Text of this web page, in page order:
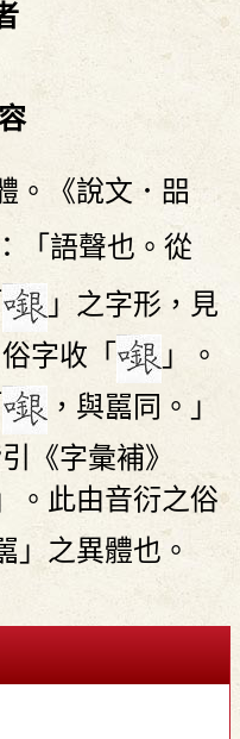
。《說文．㗊
「語聲也。從
」之字形，見
字收「
」。
，與嚚同。」
《字彙補》
。此由音衍之俗
」之異體也。